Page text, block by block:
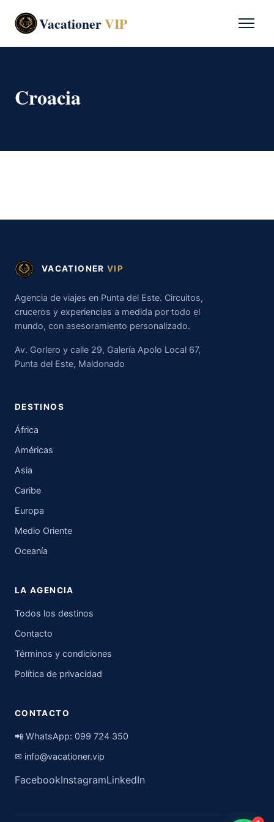
VacationerVIP
Croacia
VACATIONER VIP
Agencia de viajes en Punta del Este. Circuitos,
cruceros y experiencias a medida por todo el
mundo, con asesoramiento personalizado.
Av. Gorlero y calle 29, Galería Apolo Local 67,
Punta del Este, Maldonado
DESTINOS
África
Américas
Asia
Caribe
Europa
Medio Oriente
Oceanía
LA AGENCIA
Todos los destinos
Contacto
Términos y condiciones
Política de privacidad
CONTACTO
📲 WhatsApp: 099 724 350
✉ info@vacationer.vip
FacebookInstagramLinkedIn